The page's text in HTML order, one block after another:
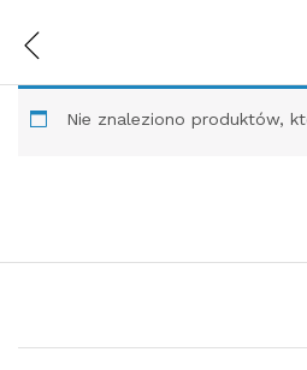
Nie znaleziono produktów,